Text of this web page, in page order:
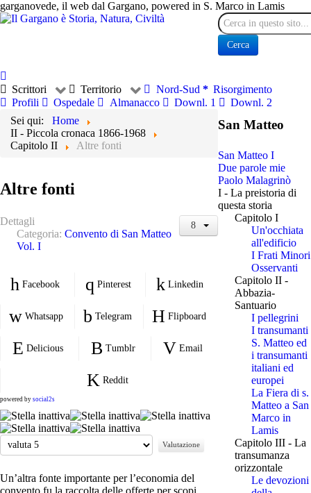
garganovede, il web dal Gargano, powered in S. Marco in Lamis
Cerca
Cerca
Scrittori Territorio Nord-Sud
Risorgimento
Profili
Ospedale Almanacco Downl. 1
Downl. 2
Sei qui:
Home
II - Piccola cronaca 1866-1968
Capitolo II
Altre fonti
Altre fonti
Dettagli
Categoria: Convento di San Matteo
Vol. I
Facebook Pinterest Linkedin
Whatsapp Telegram Flipboard
Delicious Tumblr Email
Reddit
powered by social2s
Valuta
Un’altra fonte importante per l’economia del
convento fu la raccolta delle offerte per scopi
San Matteo
San Matteo I
Due parole mie
Paolo Malagrinò
I - La preistoria di
questa storia
Capitolo I
Un'occhiata
all'edificio
I Frati Minori
Osservanti
Capitolo II -
Abbazia-
Santuario
I pellegrini
I transumanti
S. Matteo ed
i transumanti
italiani ed
europei
La Fiera di s.
Matteo a San
Marco in
Lamis
Capitolo III - La
transumanza
orizzontale
Le devozioni